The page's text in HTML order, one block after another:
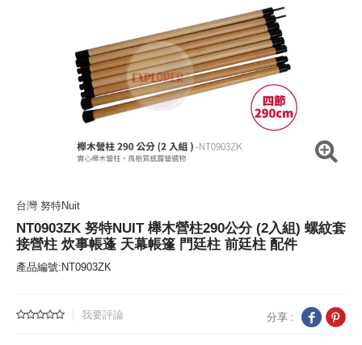
台灣 努特Nuit
NT0903ZK 努特NUIT 櫸木營柱290公分 (2入組) 螺紋套
接營柱 炊事帳蓬 天幕帳篷 門廷柱 前廷柱 配件
產品編號:NT0903ZK
我要評論 分享 :